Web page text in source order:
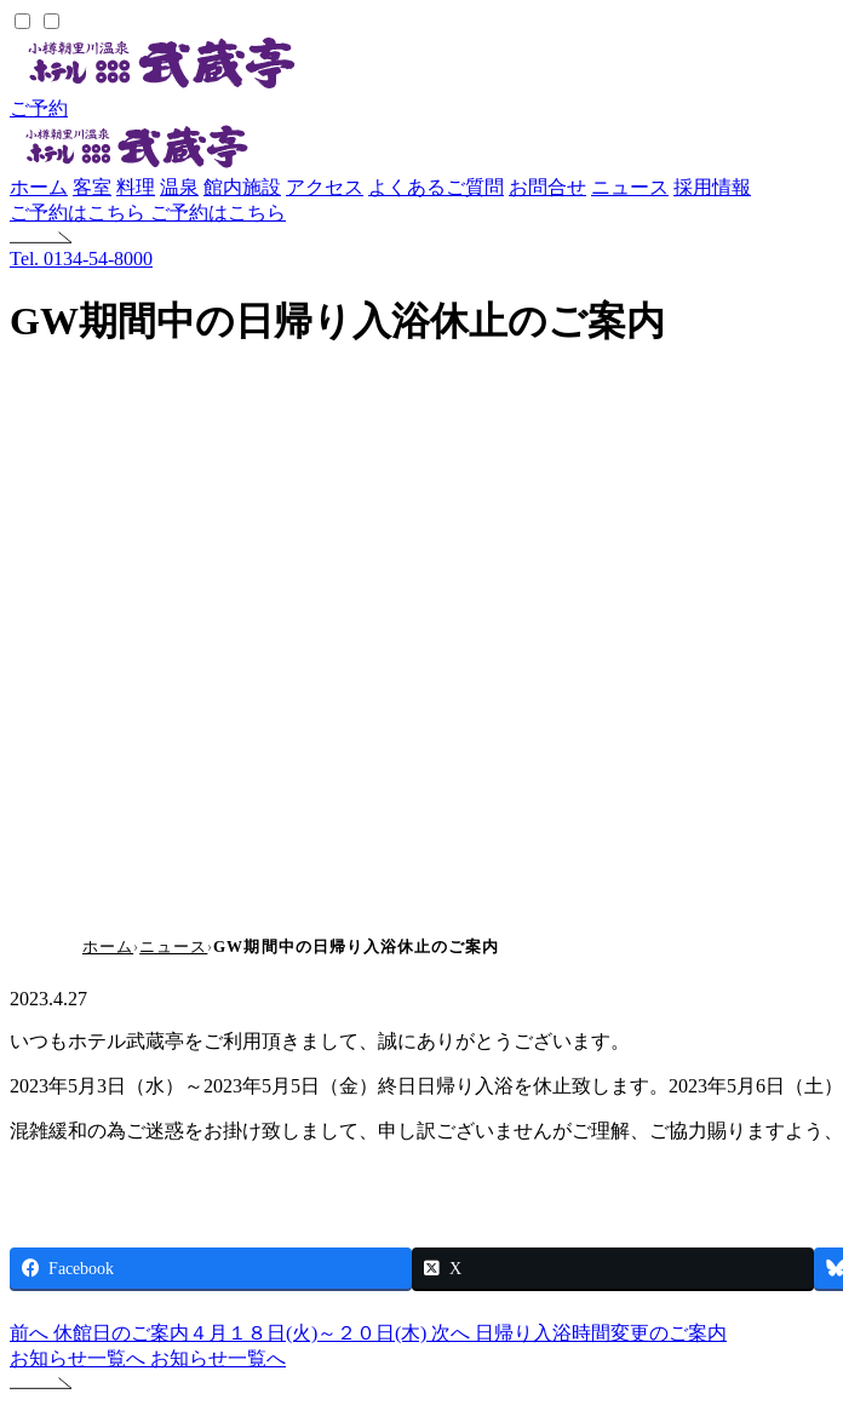
ご予約
ホーム 客室 料理 温泉 館内施設 アクセス よくあるご質問 お問合せ ニュース 採用情報
ご予約はこちら ご予約はこちら
Tel. 0134-54-8000
GW期間中の日帰り入浴休止のご案内
ホーム ニュース GW期間中の日帰り入浴休止のご案内
2023.4.27
いつもホテル武蔵亭をご利用頂きまして、誠にありがとうございます。
2023年5月3日（水）～2023年5月5日（金）終日日帰り入浴を休止致します。2023年5月6日（土
混雑緩和の為ご迷惑をお掛け致しまして、申し訳ございませんがご理解、ご協力賜りますよう
Facebook X
前へ 休館日のご案内４月１８日(火)～２０日(木) 次へ 日帰り入浴時間変更のご案内
お知らせ一覧へ お知らせ一覧へ